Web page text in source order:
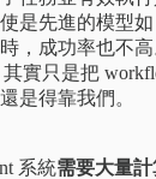
是先進的模型如
，成功率也不
其實只是把
是得靠我們。
系統需要大量